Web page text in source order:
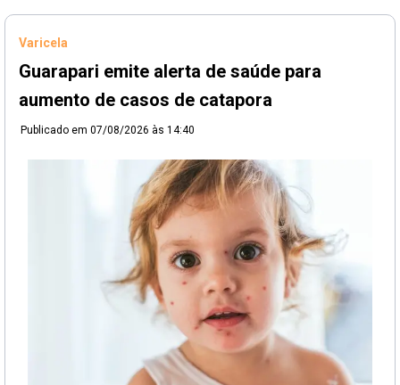
Varicela
Guarapari emite alerta de saúde para
aumento de casos de catapora
Publicado em 07/08/2026 às 14:40